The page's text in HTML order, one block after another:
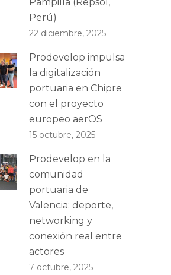
Perú)
22 diciembre, 2025
Prodevelop impulsa
la digitalización
portuaria en Chipre
con el proyecto
europeo aerOS
15 octubre, 2025
Prodevelop en la
comunidad
portuaria de
Valencia: deporte,
networking y
conexión real entre
actores
7 octubre, 2025